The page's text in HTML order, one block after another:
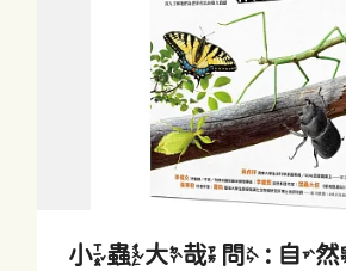
小蟲大哉問 : 自